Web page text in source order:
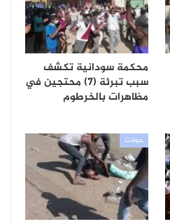
محكمة سودانية تكشف
سبب تبرئة (7) محتجين في
مظاهرات بالخرطوم
حوادث